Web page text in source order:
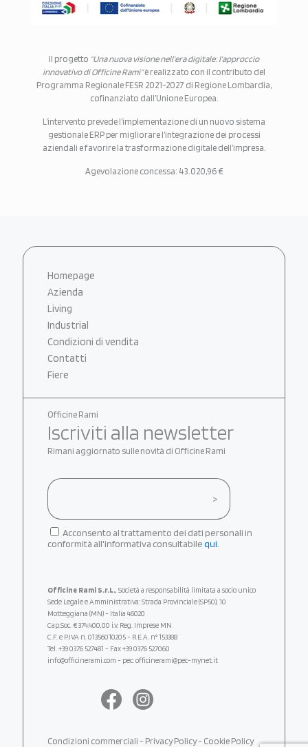
Il progetto “Una nuova visione nell’era digitale: l’approccio
innovativo di Officine Rami”è realizzato con il contributo del
Programma Regionale FESR 2021-2027 di Regione Lombardia,
cofinanziato dall’Unione Europea.
L’intervento prevede l’implementazione di un nuovo sistema
gestionale ERP per migliorare l’integrazione dei processi
aziendali e favorire la trasformazione digitale dell’impresa.
Agevolazione concessa: 43.020,96 €
Homepage
Azienda
Living
Industrial
Condizioni di vendita
Contatti
Fiere
Officine Rami
Iscriviti alla newsletter
Rimani aggiornato sulle novità di Officine Rami
Acconsento al trattamento dei dati personali in
conformità all'informativa consultabilequi.
Officine Rami S.r.L., Società a responsabilità limitata a socio unico
Sede Legale e Amministrativa: Strada Provinciale (SP50), 10
Motteggiana (MN) - Italia 46020
Cap.Soc. € 374.400,00 i.v. Reg. Imprese MN
C.F. e P.IVA n. 01356010205 - R.E.A. n° 153388
Tel.+39 0376 527481 - Fax +39 0376 527060
info@officinerami.com - pec: officinerami@pec-mynet.it
Condizioni commerciali - Privacy Policy- Cookie Policy